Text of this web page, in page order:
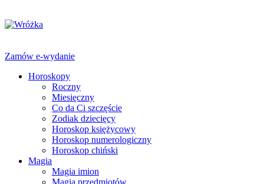
Zamów e-wydanie
Horoskopy
Roczny
Miesięczny
Co da Ci szczęście
Zodiak dziecięcy
Horoskop księżycowy
Horoskop numerologiczny
Horoskop chiński
Magia
Magia imion
Magia przedmiotów